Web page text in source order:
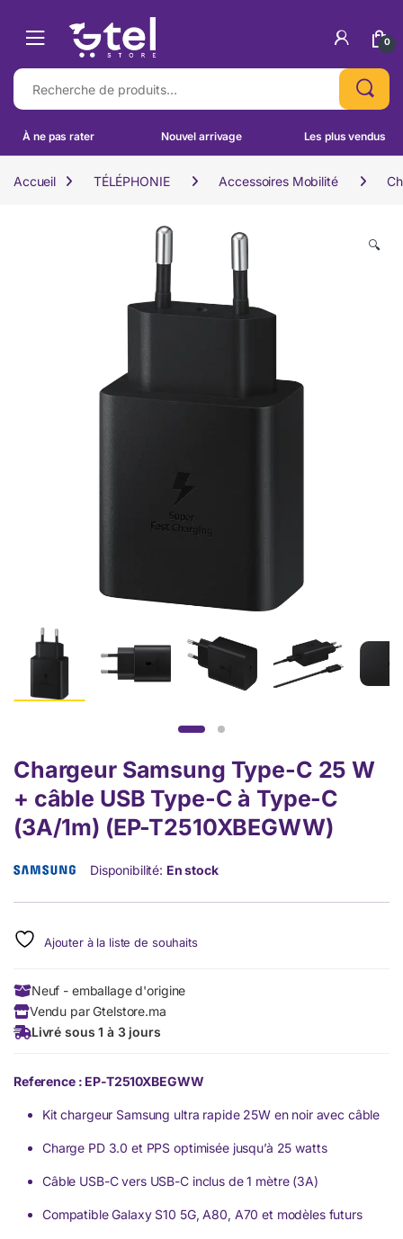
0
Recherche pour :
À ne pas rater Nouvel arrivage Les plus vendus
Accueil TÉLÉPHONIE Accessoires Mobilité
🔍
Chargeur Samsung Type-C 25 W
+ câble USB Type-C à Type-C
(3A/1m) (EP-T2510XBEGWW)
Disponibilité: En stock
Ajouter à la liste de souhaits
Neuf - emballage d'origine
Vendu par Gtelstore.ma
Livré sous 1 à 3 jours
Reference : EP-T2510XBEGWW
Kit chargeur Samsung ultra rapide 25W en noir avec câble
Charge PD 3.0 et PPS optimisée jusqu’à 25 watts
Câble USB-C vers USB-C inclus de 1 mètre (3A)
Compatible Galaxy S10 5G, A80, A70 et modèles futurs